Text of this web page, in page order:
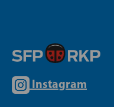
Instagram